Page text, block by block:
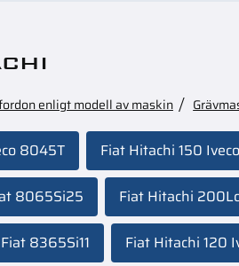
enligt modell av maskin
8045T Fiat Hitachi 150
8065Si25 Fiat Hitachi
8365Si11 Fiat Hitachi 120